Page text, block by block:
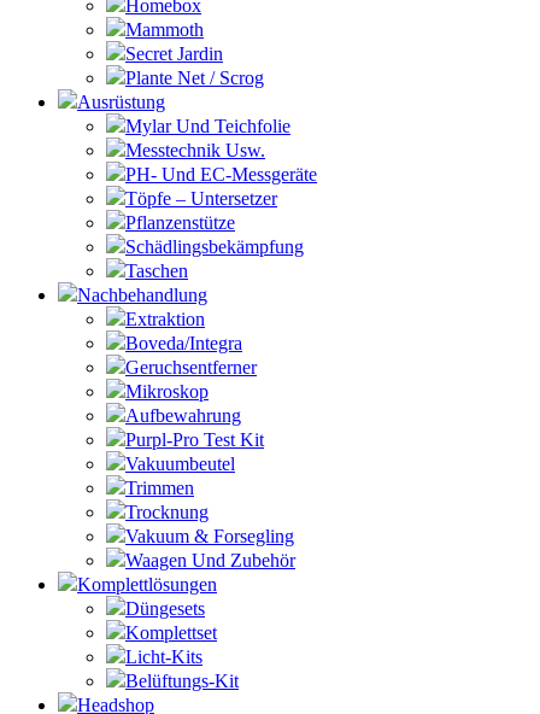
Homebox
Mammoth
Secret Jardin
Plante Net / Scrog
Ausrüstung
Mylar Und Teichfolie
Messtechnik Usw.
PH- Und EC-Messgeräte
Töpfe – Untersetzer
Pflanzenstütze
Schädlingsbekämpfung
Taschen
Nachbehandlung
Extraktion
Boveda/Integra
Geruchsentferner
Mikroskop
Aufbewahrung
Purpl-Pro Test Kit
Vakuumbeutel
Trimmen
Trocknung
Vakuum & Forsegling
Waagen Und Zubehör
Komplettlösungen
Düngesets
Komplettset
Licht-Kits
Belüftungs-Kit
Headshop